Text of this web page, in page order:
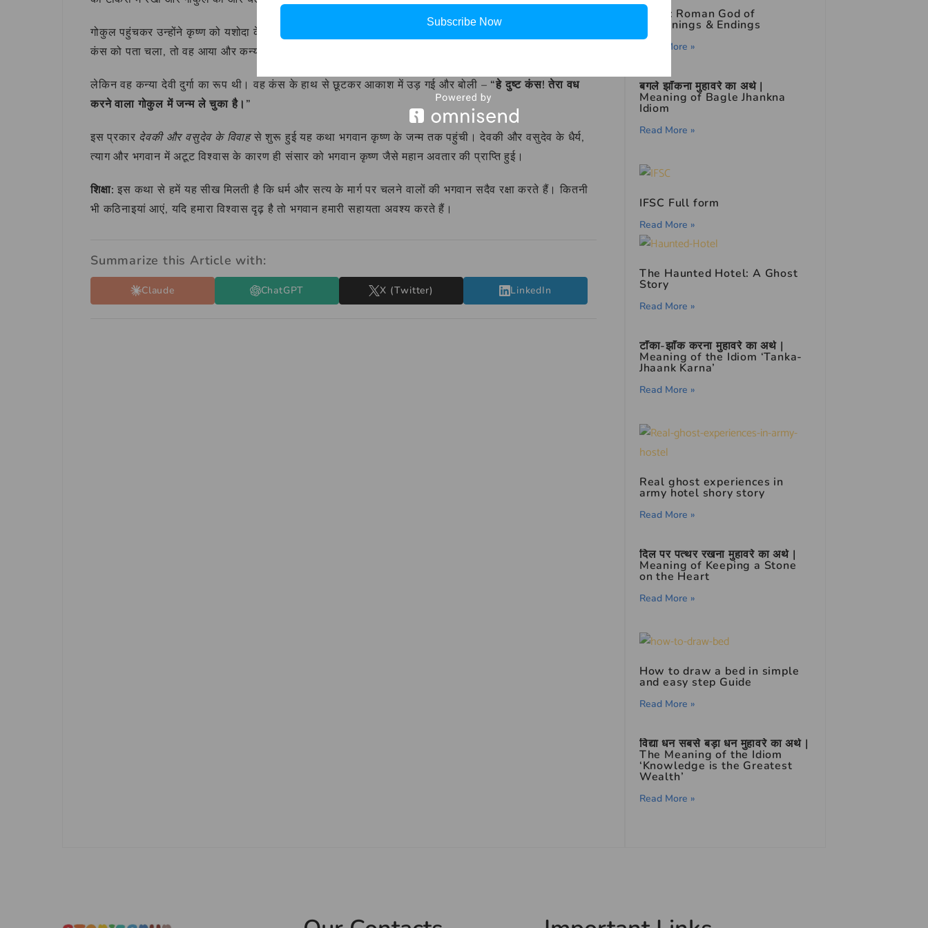
गोकुल पहुंचकर उन्होंने कृष्ण को यशोदा के पास रखा और उनकी नवजात कन्या को लेकर वापस कारागार आ गए। सुबह जब
कंस को पता चला, तो वह आया और कन्या को मारने के लिए उठाया।
लेकिन वह कन्या देवी दुर्गा का रूप थी। वह कंस के हाथ से छूटकर आकाश में उड़ गई और बोली – “हे दुष्ट कंस! तेरा वध
करने वाला गोकुल में जन्म ले चुका है।”
इस प्रकार देवकी और वसुदेव के विवाहसे शुरू हुई यह कथा भगवान कृष्ण के जन्म तक पहुंची। देवकी और वसुदेव के धैर्य,
त्याग और भगवान में अटूट विश्वास के कारण ही संसार को भगवान कृष्ण जैसे महान अवतार की प्राप्ति हुई।
शिक्षा: इस कथा से हमें यह सीख मिलती है कि धर्म और सत्य के मार्ग पर चलने वालों की भगवान सदैव रक्षा करते हैं। कितनी
भी कठिनाइयां आएं, यदि हमारा विश्वास दृढ़ है तो भगवान हमारी सहायता अवश्य करते हैं।
Summarize this Article with:
Claude ChatGPT X (Twitter) LinkedIn
Janus: Roman God of
Beginnings & Endings
Read More »
बगले झाँकना मुहावरे का अर्थ |
Meaning of Bagle Jhankna
Idiom
Read More »
IFSC Full form
Read More »
The Haunted Hotel: A Ghost
Story
Read More »
टाँका-झाँक करना मुहावरे का अर्थ |
Meaning of the Idiom ‘Tanka-
Jhaank Karna’
Read More »
Real ghost experiences in
army hotel shory story
Read More »
दिल पर पत्थर रखना मुहावरे का अर्थ |
Meaning of Keeping a Stone
on the Heart
Read More »
How to draw a bed in simple
and easy step Guide
Read More »
विद्या धन सबसे बड़ा धन मुहावरे का अर्थ |
The Meaning of the Idiom
‘Knowledge is the Greatest
Wealth’
Read More »
Subscribe Now